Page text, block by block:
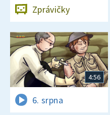
Zprávičky
4:56
6. srpna